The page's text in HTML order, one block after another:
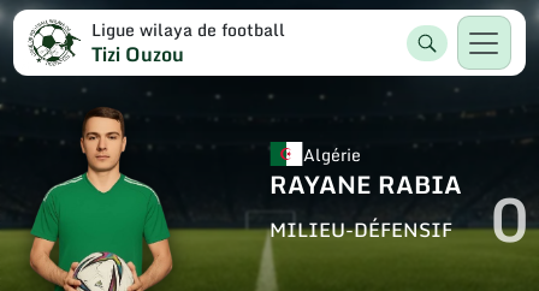
Ligue wilaya de football
Tizi Ouzou
Algérie
RAYANE RABIA
MILIEU-DÉFENSIF 0